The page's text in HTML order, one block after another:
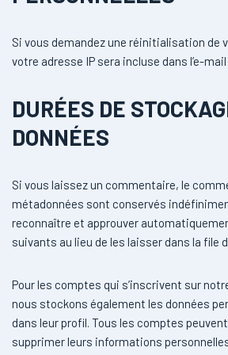
Si vous demandez une réinitialisation de
votre adresse IP sera incluse dans l’e-
DURÉES DE
DONNÉES
Si vous laissez un commentaire, le
métadonnées sont conservés
reconnaître et approuver
suivants au lieu de les laisser dans la file
Pour les comptes qui s’inscrivent sur
nous stockons également les données
dans leur profil. Tous les comptes
supprimer leurs informations